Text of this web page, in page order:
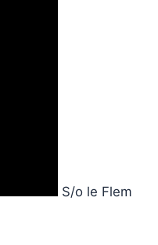
S/o le Flem